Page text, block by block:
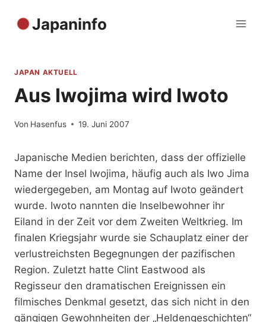
Inhalt
Japaninfo
JAPAN AKTUELL
Aus Iwojima wird Iwoto
Von Hasenfus 19. Juni 2007
Japanische Medien berichten, dass der offizielle
Name der Insel Iwojima, häufig auch als Iwo Jima
wiedergegeben, am Montag auf Iwoto geändert
wurde. Iwoto nannten die Inselbewohner ihr
Eiland in der Zeit vor dem Zweiten Weltkrieg. Im
finalen Kriegsjahr wurde sie Schauplatz einer der
verlustreichsten Begegnungen der pazifischen
Region. Zuletzt hatte Clint Eastwood als
Regisseur den dramatischen Ereignissen ein
filmisches Denkmal gesetzt, das sich nicht in den
gängigen Gewohnheiten der „Heldengeschichten“